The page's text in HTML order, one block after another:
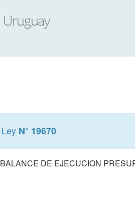
Ley N° 19670
DE EJECUCION